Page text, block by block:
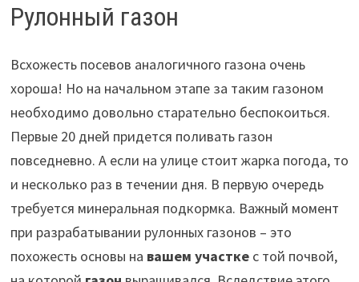
Рулонный газон
Всхожесть посевов аналогичного газона очень
хороша! Но на начальном этапе за таким газоном
необходимо довольно старательно беспокоиться.
Первые 20 дней придется поливать газон
повседневно. А если на улице стоит жарка погода, то
и несколько раз в течении дня. В первую очередь
требуется минеральная подкормка. Важный момент
при разрабатывании рулонных газонов – это
похожесть основы на вашем участкес той почвой,